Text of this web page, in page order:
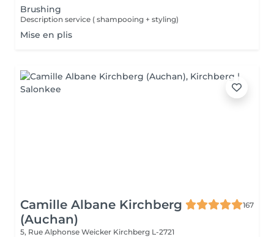
Brushing
Description service ( shampooing + styling)
Mise en plis
Camille Albane Kirchberg
(Auchan)
167
5, Rue Alphonse Weicker Kirchberg L-2721